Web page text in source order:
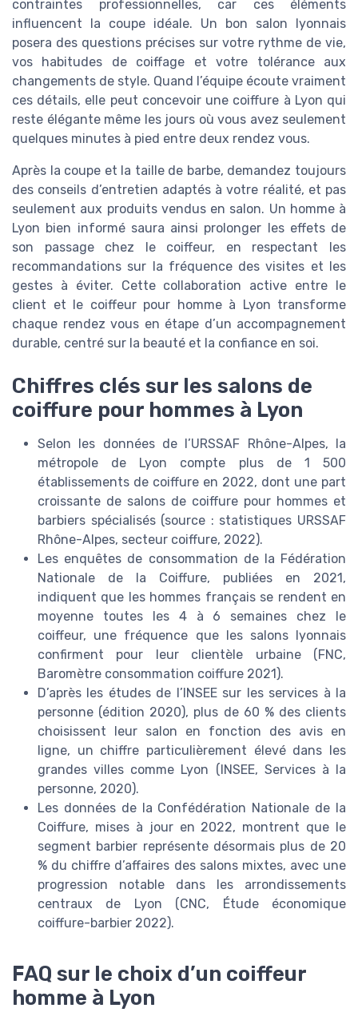
contraintes professionnelles, car ces éléments
influencent la coupe idéale. Un bon salon lyonnais
posera des questions précises sur votre rythme de vie,
vos habitudes de coiffage et votre tolérance aux
changements de style. Quand l’équipe écoute vraiment
ces détails, elle peut concevoir une coiffure à Lyon qui
reste élégante même les jours où vous avez seulement
quelques minutes à pied entre deux rendez vous.
Après la coupe et la taille de barbe, demandez toujours
des conseils d’entretien adaptés à votre réalité, et pas
seulement aux produits vendus en salon. Un homme à
Lyon bien informé saura ainsi prolonger les effets de
son passage chez le coiffeur, en respectant les
recommandations sur la fréquence des visites et les
gestes à éviter. Cette collaboration active entre le
client et le coiffeur pour homme à Lyon transforme
chaque rendez vous en étape d’un accompagnement
durable, centré sur la beauté et la confiance en soi.
Chiffres clés sur les salons de
coiffure pour hommes à Lyon
Selon les données de l’URSSAF Rhône-Alpes, la
métropole de Lyon compte plus de 1 500
établissements de coiffure en 2022, dont une part
croissante de salons de coiffure pour hommes et
barbiers spécialisés (source : statistiques URSSAF
Rhône-Alpes, secteur coiffure, 2022).
Les enquêtes de consommation de la Fédération
Nationale de la Coiffure, publiées en 2021,
indiquent que les hommes français se rendent en
moyenne toutes les 4 à 6 semaines chez le
coiffeur, une fréquence que les salons lyonnais
confirment pour leur clientèle urbaine (FNC,
Baromètre consommation coiffure 2021).
D’après les études de l’INSEE sur les services à la
personne (édition 2020), plus de 60 % des clients
choisissent leur salon en fonction des avis en
ligne, un chiffre particulièrement élevé dans les
grandes villes comme Lyon (INSEE, Services à la
personne, 2020).
Les données de la Confédération Nationale de la
Coiffure, mises à jour en 2022, montrent que le
segment barbier représente désormais plus de 20
% du chiffre d’affaires des salons mixtes, avec une
progression notable dans les arrondissements
centraux de Lyon (CNC, Étude économique
coiffure-barbier 2022).
FAQ sur le choix d’un coiffeur
homme à Lyon